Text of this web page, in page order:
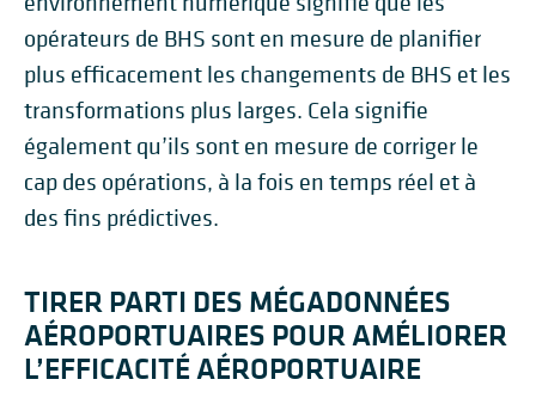
opérateurs de BHS sont en mesure de planifier
plus efficacement les changements de BHS et les
transformations plus larges. Cela signifie
également qu’ils sont en mesure de corriger le
cap des opérations, à la fois en temps réel et à
des fins prédictives.
TIRER PARTI DES MÉGADONNÉES
AÉROPORTUAIRES POUR AMÉLIORER
L’EFFICACITÉ AÉROPORTUAIRE